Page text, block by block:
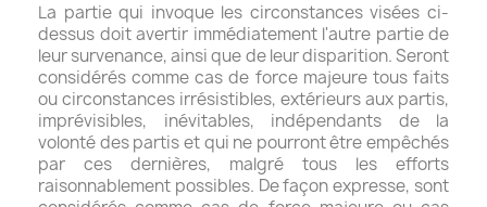
La partie qui invoque les circonstances visées ci-
dessus doit avertir immédiatement l'autre partie de
leur survenance, ainsi que de leur disparition. Seront
considérés comme cas de force majeure tous faits
ou circonstances irrésistibles, extérieurs aux partis,
imprévisibles, inévitables, indépendants de la
volonté des partis et qui ne pourront être empêchés
par ces dernières, malgré tous les efforts
raisonnablement possibles. De façon expresse, sont